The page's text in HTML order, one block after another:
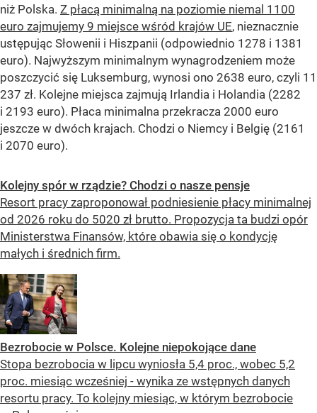
niż Polska. Z płacą minimalną na poziomie niemal 1100
euro zajmujemy 9 miejsce wśród krajów UE, nieznacznie
ustępując Słowenii i Hiszpanii (odpowiednio 1278 i 1381
euro). Najwyższym minimalnym wynagrodzeniem może
poszczycić się Luksemburg, wynosi ono 2638 euro, czyli 11
237 zł. Kolejne miejsca zajmują Irlandia i Holandia (2282
i 2193 euro). Płaca minimalna przekracza 2000 euro
jeszcze w dwóch krajach. Chodzi o Niemcy i Belgię (2161
i 2070 euro).
Kolejny spór w rządzie? Chodzi o nasze pensje
Resort pracy zaproponował podniesienie płacy minimalnej
od 2026 roku do 5020 zł brutto. Propozycja ta budzi opór
Ministerstwa Finansów, które obawia się o kondycję
małych i średnich firm.
Bezrobocie w Polsce. Kolejne niepokojące dane
Stopa bezrobocia w lipcu wyniosła 5,4 proc., wobec 5,2
proc. miesiąc wcześniej - wynika ze wstępnych danych
resortu pracy. To kolejny miesiąc, w którym bezrobocie